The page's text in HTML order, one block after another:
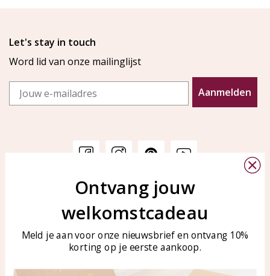
Let's stay in touch
Word lid van onze mailinglijst
Email
Aanmelden
Veelgestelde vragen
Sieraden onderhouden
KAYA Sieraden
Bellen of WhatsApp Ma-Vr
tussen 09:00-17:00
Tel: 0850003187
WhatsApp: 0850003187
Ontvang jouw
welkomstcadeau
Meld je aan voor onze nieuwsbrief en ontvang 10%
korting op je eerste aankoop.